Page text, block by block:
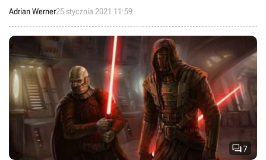
BioWare ani firma Electronic Arts.
Adrian Werner25 stycznia 2021 11:59
7